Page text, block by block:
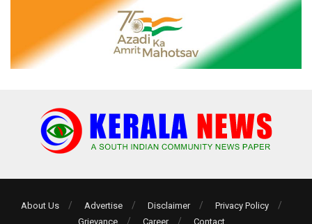
About Us Advertise Disclaimer
Privacy Policy
Grievance
Career Contact